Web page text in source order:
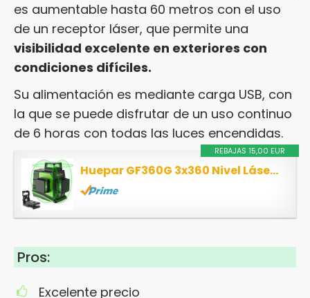
es aumentable hasta 60 metros con el uso
de un receptor láser, que permite una
visibilidad excelente en exteriores con
condiciones difíciles.
Su alimentación es mediante carga USB, con
la que se puede disfrutar de un uso continuo
de 6 horas con todas las luces encendidas.
REBAJAS 15,00 EUR
Huepar GF360G 3x360 Nivel Láser Verde 45m,MODO DE PULSO, Batería de Litio Recargable USB, 3D...
Pros:
Excelente precio